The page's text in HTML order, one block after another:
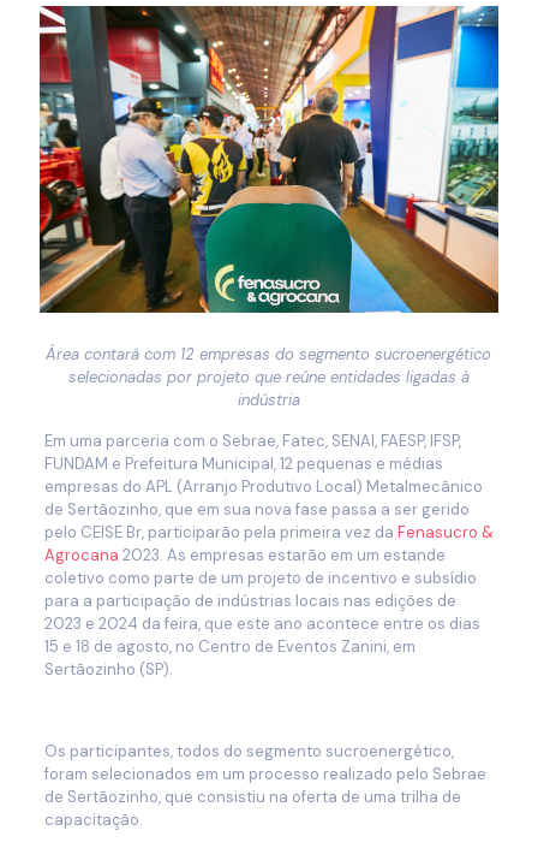
Área contará com 12 empresas do segmento sucroenergético
selecionadas por projeto que reúne entidades ligadas à
indústria
Em uma parceria com o Sebrae, Fatec, SENAI, FAESP, IFSP,
FUNDAM e Prefeitura Municipal, 12 pequenas e médias
empresas do APL (Arranjo Produtivo Local) Metalmecânico
de Sertãozinho, que em sua nova fase passa a ser gerido
pelo CEISE Br, participarão pela primeira vez da Fenasucro &
Agrocana 2023. As empresas estarão em um estande
coletivo como parte de um projeto de incentivo e subsídio
para a participação de indústrias locais nas edições de
2023 e 2024 da feira, que este ano acontece entre os dias
15 e 18 de agosto, no Centro de Eventos Zanini, em
Sertãozinho (SP).
Os participantes, todos do segmento sucroenergético,
foram selecionados em um processo realizado pelo Sebrae
de Sertãozinho, que consistiu na oferta de uma trilha de
capacitação.